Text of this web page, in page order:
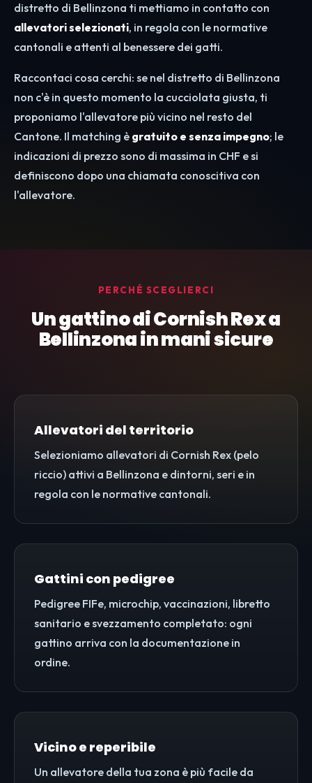
distretto di Bellinzona ti mettiamo in contatto con
allevatori selezionati, in regola con le normative
cantonali e attenti al benessere dei gatti.
Raccontaci cosa cerchi: se nel distretto di Bellinzona
non c'è in questo momento la cucciolata giusta, ti
proponiamo l'allevatore più vicino nel resto del
Cantone. Il matching è gratuito e senza impegno; le
indicazioni di prezzo sono di massima in CHF e si
definiscono dopo una chiamata conoscitiva con
l'allevatore.
PERCHÉ SCEGLIERCI
Un gattino di Cornish Rex a
Bellinzona in mani sicure
Allevatori del territorio
Selezioniamo allevatori di Cornish Rex (pelo
riccio) attivi a Bellinzona e dintorni, seri e in
regola con le normative cantonali.
Gattini con pedigree
Pedigree FIFe, microchip, vaccinazioni, libretto
sanitario e svezzamento completato: ogni
gattino arriva con la documentazione in
ordine.
Vicino e reperibile
Un allevatore della tua zona è più facile da